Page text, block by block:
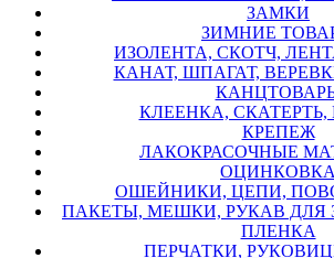
ЗАМКИ
ЗИМНИЕ
ИЗОЛЕНТА, СКОТЧ,
КАНАТ, ШПАГАТ,
КАНЦТОВАРЫ
КЛЕЕНКА, СКАТЕРТЬ,
КРЕПЕЖ
ЛАКОКРАСОЧНЫЕ
ОЦИНКОВКА
ОШЕЙНИКИ, ЦЕПИ,
ПАКЕТЫ, МЕШКИ, РУКАВ ДЛЯ
ПЛЕНКА
ПЕРЧАТКИ,